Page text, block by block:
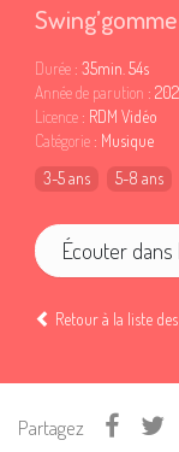
Swing’gomme
Durée : 35min. 54s
Année de parution :
Licence : RDM Vidéo
Catégorie : Musique
3-5 ans
5-8 ans
Écouter dans
Retour à la liste
Partagez